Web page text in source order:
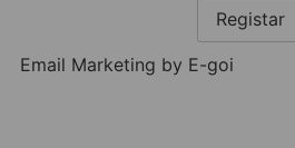
Registar
Email Marketing by E-goi